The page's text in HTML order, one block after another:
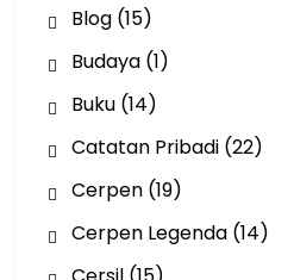
Blog(15)
Budaya(1)
Buku(14)
Catatan Pribadi(22)
Cerpen(19)
Cerpen Legenda(14)